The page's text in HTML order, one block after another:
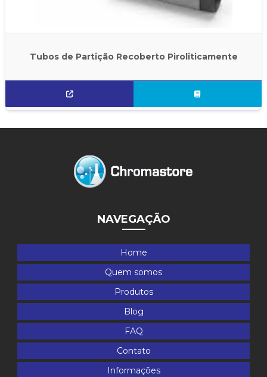
Tubos de Partição Recoberto Piroliticamente
NAVEGAÇÃO
Home
Quem somos
Produtos
Blog
FAQ
Contato
Informações